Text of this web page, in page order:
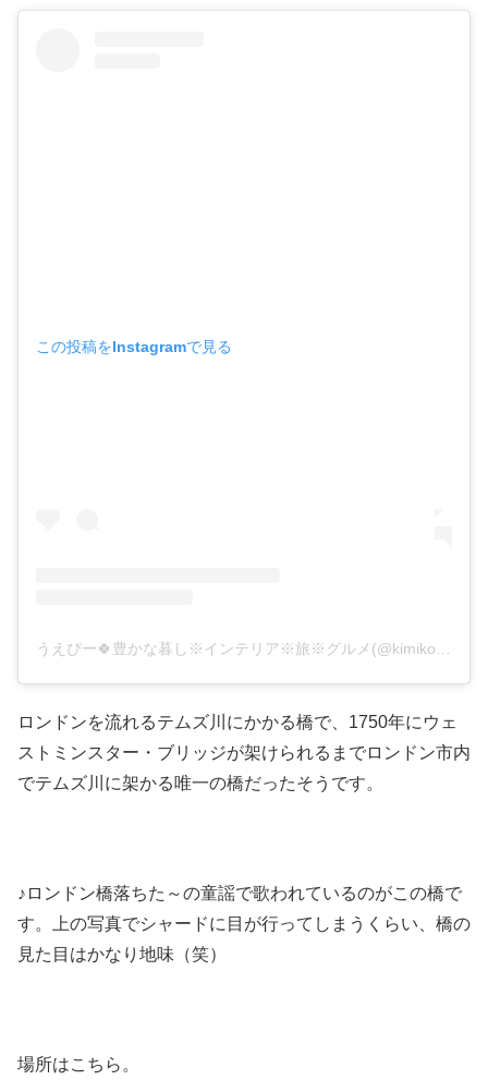
この投稿をInstagramで見る
ロンドンを流れるテムズ川にかかる橋で、1750年にウェ
ストミンスター・ブリッジが架けられるまでロンドン市内
でテムズ川に架かる唯一の橋だったそうです。
♪ロンドン橋落ちた～の童謡で歌われているのがこの橋で
す。上の写真でシャードに目が行ってしまうくらい、橋の
見た目はかなり地味（笑）
場所はこちら。